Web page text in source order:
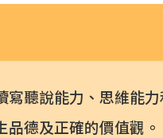
聽說能力、思維能力
德及正確的價值觀。